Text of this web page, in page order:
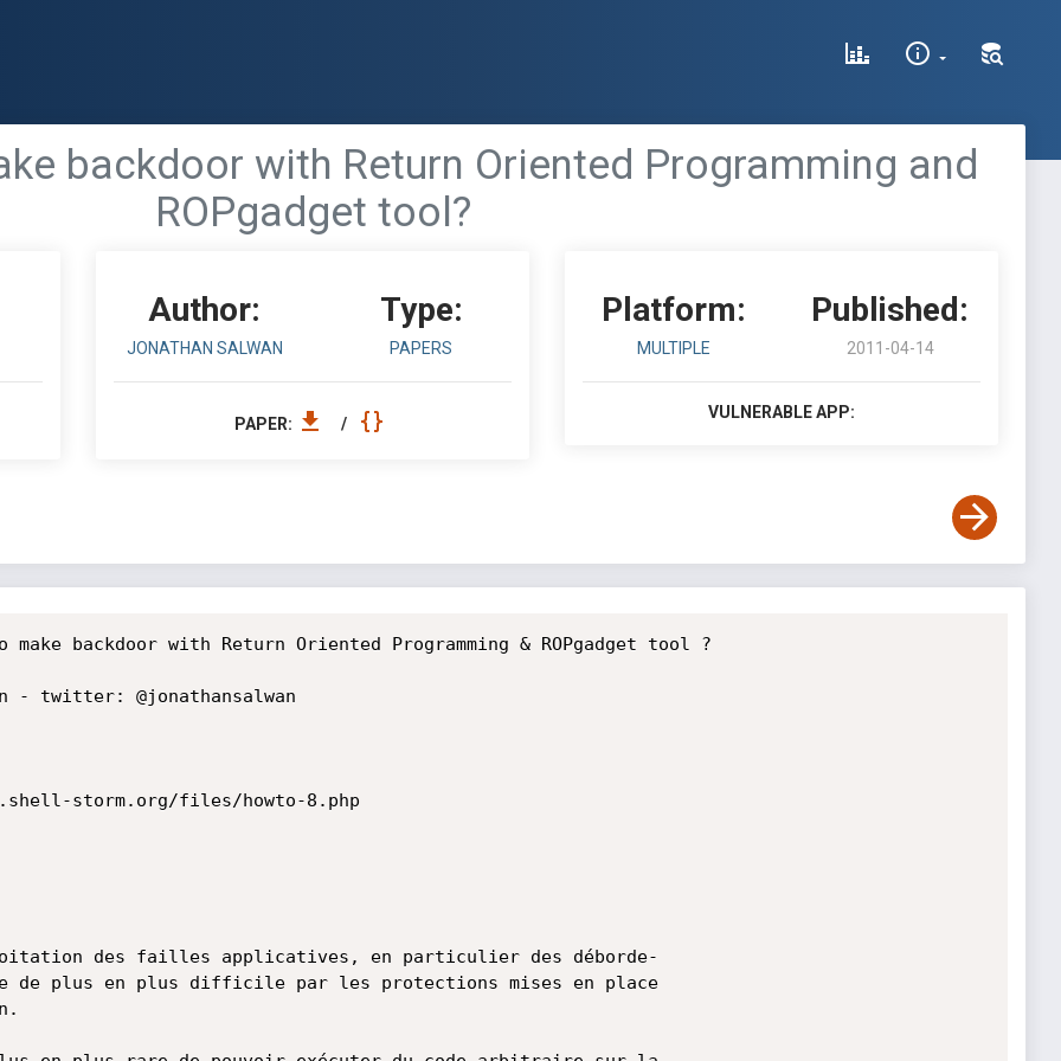
backdoor with Return Oriented Programming and
ROPgadget tool?
Author:
JONATHAN SALWAN
Type:
PAPERS
PAPER: /
Platform:
MULTIPLE
Published:
2011-04-14
VULNERABLE APP: